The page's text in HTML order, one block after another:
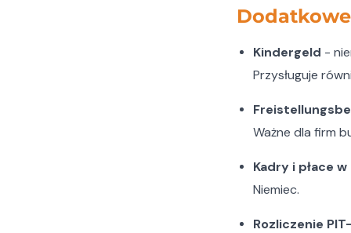
Kindergeld -
Przysługuje
Ważne dla firm
Kadry i płace
Niemiec.
Rozliczenie